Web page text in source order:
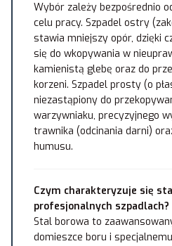
Wybór zależy bezpośrednio
celu pracy. Szpadel ostry
stawia mniejszy opór, dzięki
się do wkopywania w
kamienistą glebę oraz do
korzeni. Szpadel prosty (o
niezastąpiony do
warzywniaku, precyzyjnego
trawnika (odcinania darni)
humusu.
Czym charakteryzuje się
profesjonalnych szpadlach?
Stal borowa to
domieszce boru i